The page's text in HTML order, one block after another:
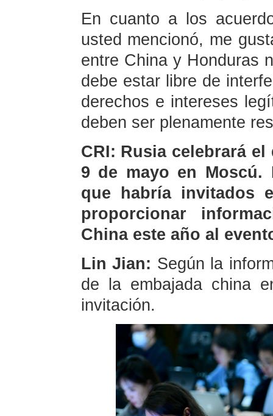
En cuanto a los
usted mencionó, me
entre China y Honduras
debe estar libre de
derechos e intereses
deben ser plenamente
CRI: Rusia celebrará
9 de mayo en Moscú.
que habría invitados
proporcionar
China este año al
Lin Jian: Según la
de la embajada china
invitación.